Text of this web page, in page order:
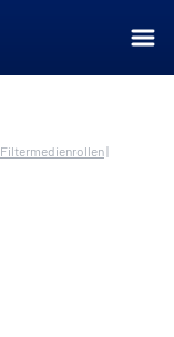
Filtermedienrollen|